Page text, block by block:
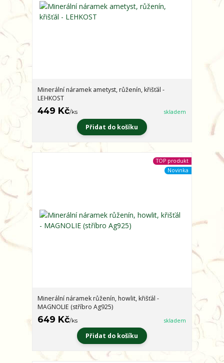
Minerální náramek ametyst, růženín, křišťál -
LEHKOST
449 Kč/ks skladem
Přidat do košíku
TOP produkt
Novinka
Minerální náramek růženín, howlit, křišťál -
MAGNOLIE (stříbro Ag925)
649 Kč/ks skladem
Přidat do košíku